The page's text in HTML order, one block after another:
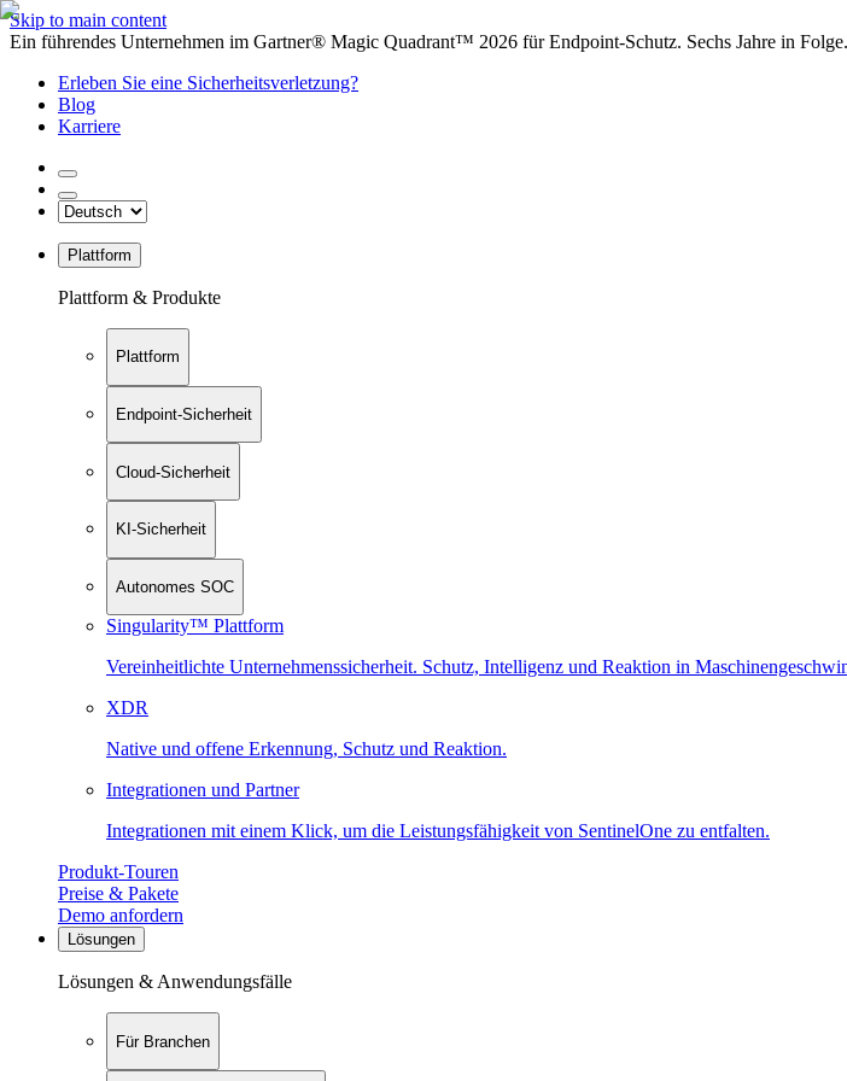
Skip to main content
Ein führendes Unternehmen im Gartner® Magic Quadrant™ 2026 für Endpoint-Schutz. Sechs Jahre in Folge.
Erleben Sie eine Sicherheitsverletzung?
Blog
Karriere
Plattform
Plattform & Produkte
Plattform
Endpoint-Sicherheit
Cloud-Sicherheit
KI-Sicherheit
Autonomes SOC
Singularity™ Plattform
Vereinheitlichte Unternehmenssicherheit. Schutz, Intelligenz und Reaktion in
XDR
Native und offene Erkennung, Schutz und Reaktion.
Integrationen und Partner
Integrationen mit einem Klick, um die Leistungsfähigkeit von SentinelOne zu entfalten.
Produkt-Touren
Preise & Pakete
Demo anfordern
Lösungen
Lösungen & Anwendungsfälle
Für Branchen